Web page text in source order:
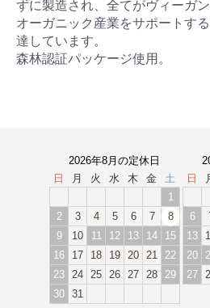
ずに製造され、全てがヴィーガン
オーガニック産業をサポートす
達しています。
森林認証パッケージ使用。
2026年8月の定休日
日
月 火 水 木 金
土
1
2
3 4 5 6 7
8
9
10 11 12 13 14
15
16
17 18 19 20 21
22
23 24 25 26 27 28
29
30 31
日
6
13
20
27